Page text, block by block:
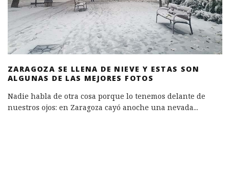
ZARAGOZA SE LLENA DE NIEVE Y ESTAS SON
ALGUNAS DE LAS MEJORES FOTOS
Nadie habla de otra cosa porque lo tenemos delante de
nuestros ojos: en Zaragoza cayó anoche una nevada...